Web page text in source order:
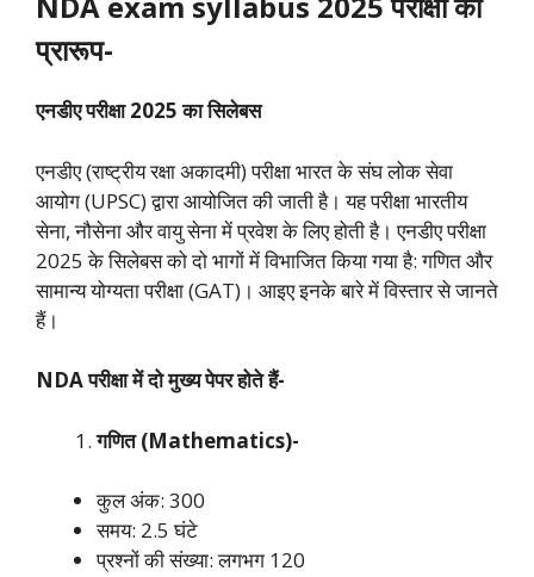
प्रारूप-
एनडीए परीक्षा 2025 का सिलेबस
एनडीए (राष्ट्रीय रक्षा अकादमी) परीक्षा भारत के संघ लोक सेवा
आयोग (UPSC) द्वारा आयोजित की जाती है। यह परीक्षा भारतीय
सेना, नौसेना और वायु सेना में प्रवेश के लिए होती है। एनडीए परीक्षा
2025 के सिलेबस को दो भागों में विभाजित किया गया है: गणित और
सामान्य योग्यता परीक्षा (GAT)। आइए इनके बारे में विस्तार से जानते
हैं।
NDA परीक्षा में दो मुख्य पेपर होते हैं-
गणित (Mathematics)-
कुल अंक: 300
समय: 2.5 घंटे
प्रश्नों की संख्या: लगभग 120